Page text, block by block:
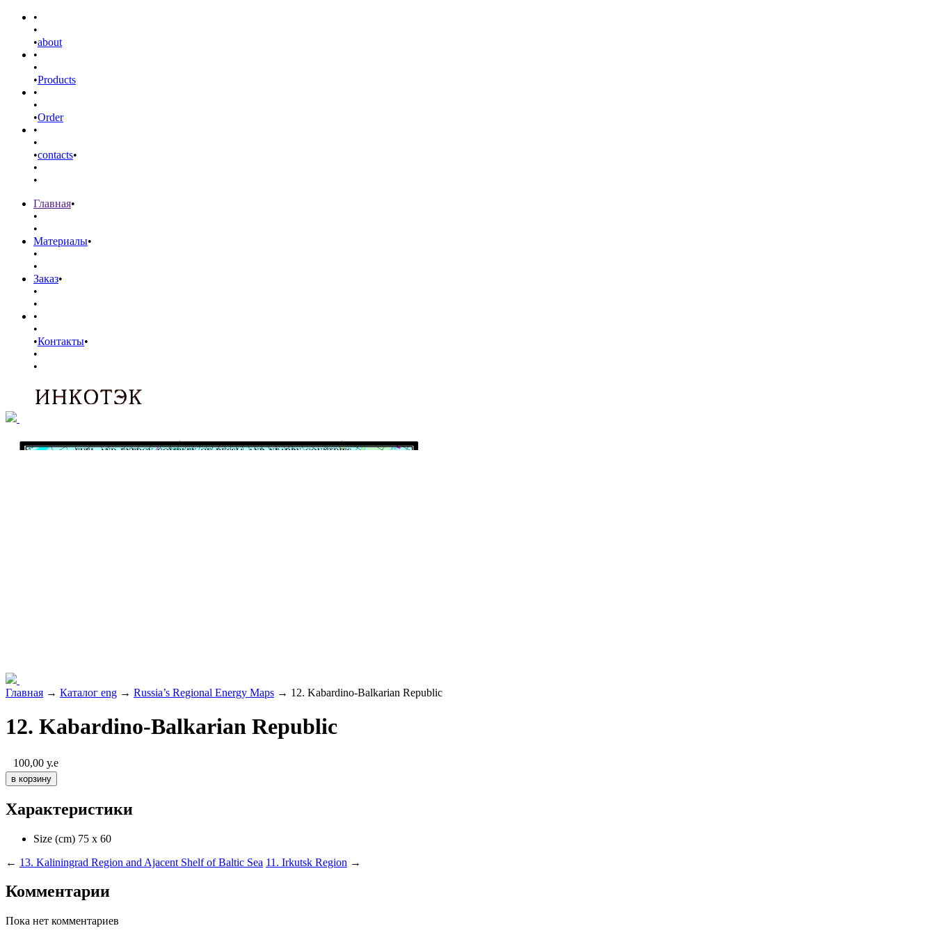
•
•
•about
•
•
•Products
•
•
•Order
•
•
•contacts•
•
•
Главная•
•
•
Материалы•
•
•
Заказ•
•
•
•
•
•Контакты•
•
•
Главная → Каталог eng → Russia’s Regional Energy Maps → 12. Kabardino-Balkarian Republic
12. Kabardino-Balkarian Republic
100,00 у.е
Характеристики
Size (cm) 75 х 60
← 13. Kaliningrad Region and Ajacent Shelf of Baltic Sea 11. Irkutsk Region →
Комментарии
Пока нет комментариев